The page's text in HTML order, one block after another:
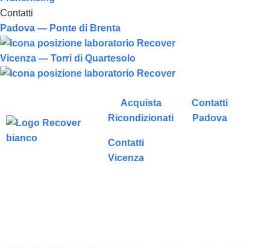
Contatti
Padova — Ponte di Brenta
Vicenza — Torri di Quartesolo
Acquista
Ricondizionati
Contatti
Padova
Contatti
Vicenza